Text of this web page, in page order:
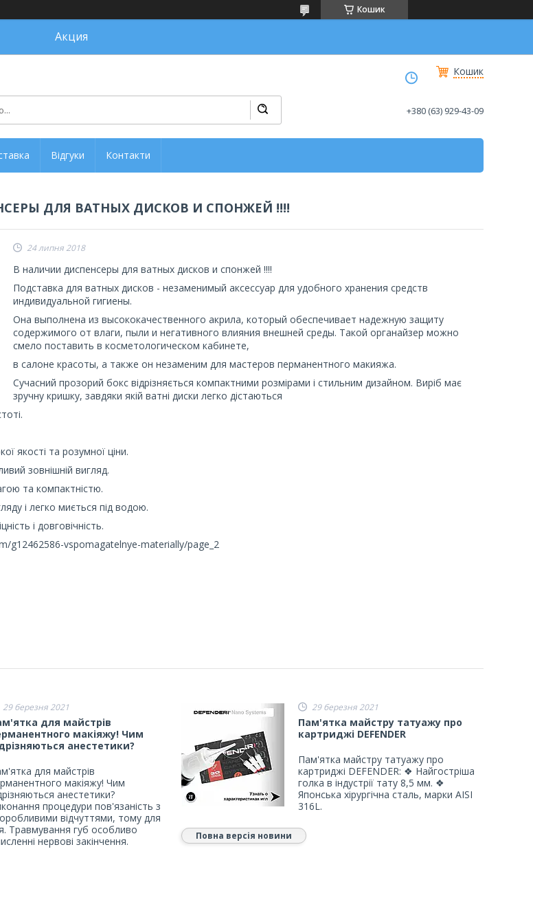
Кошик
Акция
Кошик
+380 (63) 929-43-09
Відгуки Контакти
ДЛЯ ВАТНЫХ ДИСКОВ И СПОНЖЕЙ !!!!
24 липня 2018
В наличии диспенсеры для ватных дисков и спонжей !!!!
Подставка для ватных дисков - незаменимый аксессуар для удобного хранения средств
индивидуальной гигиены.
Она выполнена из высококачественного акрила, который обеспечивает надежную защиту
содержимого от влаги, пыли и негативного влияния внешней среды. Такой органайзер можно
смело поставить в косметологическом кабинете,
в салоне красоты, а также он незаменим для мастеров перманентного макияжа.
Сучасний прозорий бокс відрізняється компактними розмірами і стильним дизайном. Виріб має
зручну кришку, завдяки якій ватні диски легко дістаються
якості та розумної ціни.
зовнішній вигляд.
та компактністю.
і легко миється під водою.
і довговічність.
g12462586-vspomagatelnye-materially/page_2
29 березня 2021
для майстрів
макіяжу! Чим
анестетики?
для майстрів
макіяжу! Чим
анестетики?
процедури пов'язаність з
відчуттями, тому для
Травмування губ особливо
нервові закінчення.
29 березня 2021
Пам'ятка майстру татуажу про
картриджі DEFENDER
Пам'ятка майстру татуажу про
картриджі DEFENDER: ❖ Найгостріша
голка в індустрії тату 8,5 мм. ❖
Японська хірургічна сталь, марки AISI
316L.
Повна версія новини